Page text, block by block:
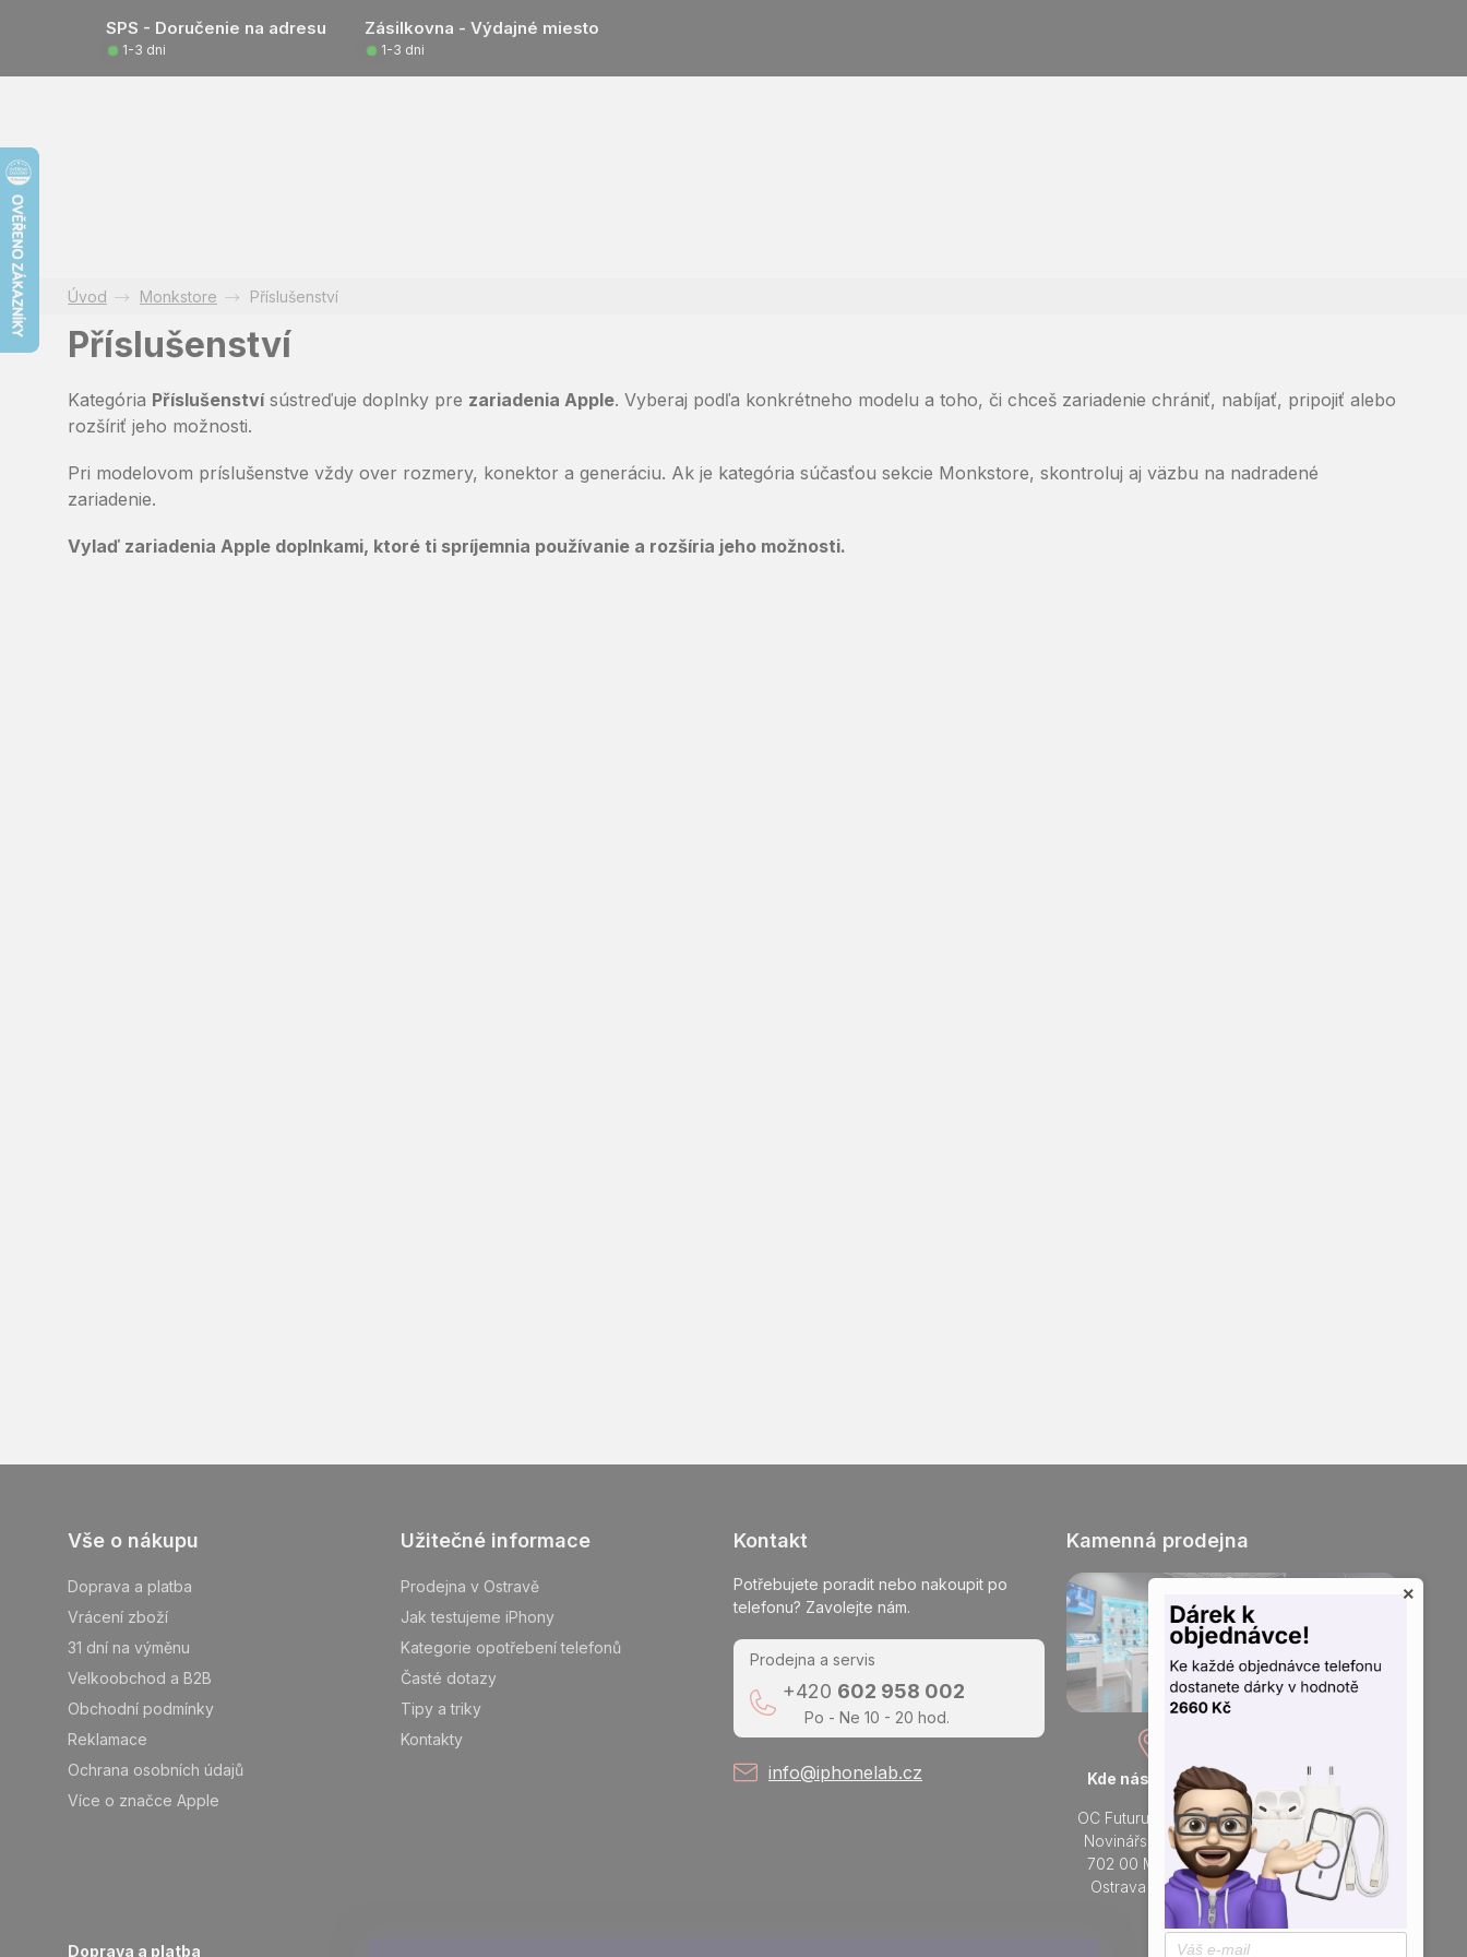
SPS - Doručenie na adresu Zásilkovna - Výdajné miesto
1-3 dni 1-3 dni
Monkstore Příslušenství
Příslušenství
Kategória Příslušenstvísústreďuje doplnky pre zariadenia Apple. Vyberaj podľa konkrétneho modelu a toho, či chceš zariadenie chrániť, nabíjať, pripojiť alebo
rozšíriť jeho možnosti.
Pri modelovom príslušenstve vždy over rozmery, konektor a generáciu. Ak je kategória súčasťou sekcie Monkstore, skontroluj aj väzbu na nadradené
zariadenie.
Vylaď zariadenia Apple doplnkami, ktoré ti spríjemnia používanie a rozšíria jeho možnosti.
Vše o nákupu
Doprava a platba
Vrácení zboží
31 dní na výměnu
Velkoobchod a B2B
Obchodní podmínky
Reklamace
Ochrana osobních údajů
Více o značce Apple
Užitečné informace
Prodejna v Ostravě
Jak testujeme iPhony
Kategorie opotřebení telefonů
Časté dotazy
Tipy a triky
Kontakty
Kontakt
Potřebujete poradit nebo nakoupit po
telefonu? Zavolejte nám.
Prodejna a servis
+420 602 958 002
Po - Ne 10 - 20 hod.
info@iphonelab.cz
Kamenná prodejna
Kde nás najdete
OC Futurum Ostrava
Novinářská 3178/6
702 00 Moravská
Ostrava a Přívoz
Otevřeno každý den
Po - Ne:
9 - 21 hod.
Do prodejny
Doprava a platba Přidejte se k nám na sítích
×